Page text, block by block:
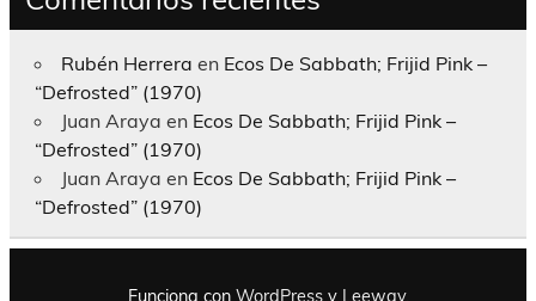
Rubén Herrera en Ecos De Sabbath; Frijid Pink –
“Defrosted” (1970)
Juan Araya en Ecos De Sabbath; Frijid Pink –
“Defrosted” (1970)
Juan Araya en Ecos De Sabbath; Frijid Pink –
“Defrosted” (1970)
Funciona con WordPressy Leeway.